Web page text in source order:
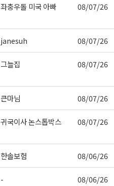
좌충우돌 미국 아빠 08/07/26
janesuh 08/07/26
그늘집 08/07/26
큰마님 08/07/26
귀국이사 논스톱박스 08/07/26
한솔보험 08/06/26
- 08/06/26